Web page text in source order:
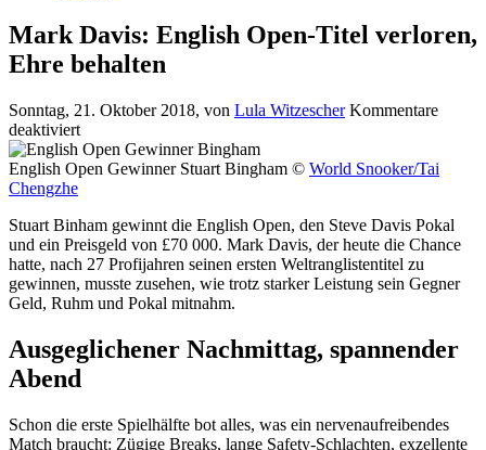
Mark Davis: English Open-Titel verloren,
Ehre behalten
Sonntag, 21. Oktober 2018, von Lula Witzescher Kommentare
deaktiviertfür
Mark
Davis:
Titel
verloren,
Ehre
behalten
English Open Gewinner Stuart Bingham © World Snooker/Tai
Chengzhe
Stuart Binham gewinnt die English Open, den Steve Davis Pokal
und ein Preisgeld von £70 000. Mark Davis, der heute die Chance
hatte, nach 27 Profijahren seinen ersten Weltranglistentitel zu
gewinnen, musste zusehen, wie trotz starker Leistung sein Gegner
Geld, Ruhm und Pokal mitnahm.
Ausgeglichener Nachmittag, spannender
Abend
Schon die erste Spielhälfte bot alles, was ein nervenaufreibendes
Match braucht: Zügige Breaks, lange Safety-Schlachten, exzellente